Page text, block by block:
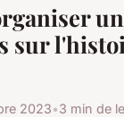
sur
2023•3 min de